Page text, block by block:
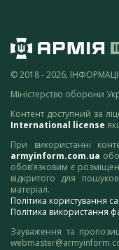
© 2018 - 2026,
Міністерство оборони
Контент доступний за
International license
При використанні
armyinform.com.ua
обов’язковим є
відкритого для
матеріал.
Політика користування
Політика використання
Зауваження та